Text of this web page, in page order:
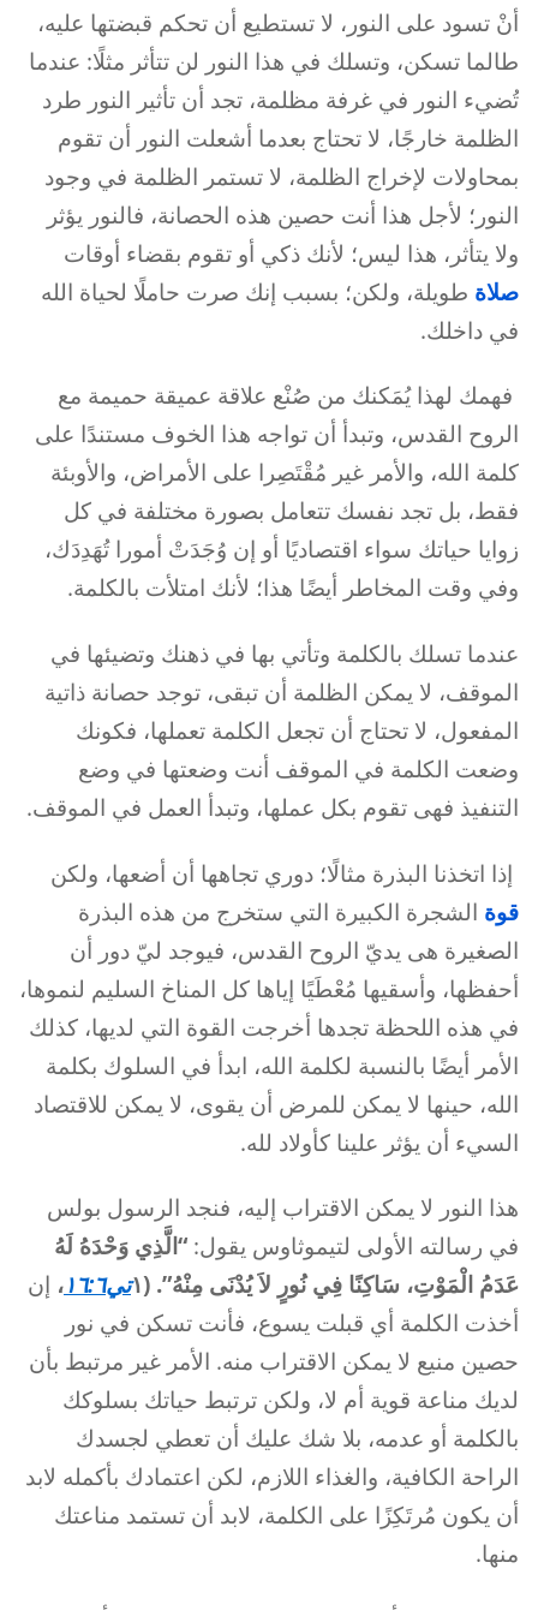
أنْ تسود على النور، لا تستطيع أن تحكم قبضتها عليه،
طالما تسكن، وتسلك في هذا النور لن تتأثر مثلًا: عندما
تُضيء النور في غرفة مظلمة، تجد أن تأثير النور طرد
الظلمة خارجًا، لا تحتاج بعدما أشعلت النور أن تقوم
بمحاولات لإخراج الظلمة، لا تستمر الظلمة في وجود
النور؛ لأجل هذا أنت حصين هذه الحصانة، فالنور يؤثر
ولا يتأثر، هذا ليس؛ لأنك ذكي أو تقوم بقضاء أوقات
صلاة طويلة، ولكن؛ بسبب إنك صرت حاملًا لحياة الله
في داخلك.
فهمك لهذا يُمَكنك من صُنْع علاقة عميقة حميمة مع
الروح القدس، وتبدأ أن تواجه هذا الخوف مستندًا على
كلمة الله، والأمر غير مُقْتَصِرا على الأمراض، والأوبئة
فقط، بل تجد نفسك تتعامل بصورة مختلفة في كل
زوايا حياتك سواء اقتصاديًا أو إن وُجَدَتْ أمورا تُهَدِدَك،
وفي وقت المخاطر أيضًا هذا؛ لأنك امتلأت بالكلمة.
عندما تسلك بالكلمة وتأتي بها في ذهنك وتضيئها في
الموقف، لا يمكن الظلمة أن تبقى، توجد حصانة ذاتية
المفعول، لا تحتاج أن تجعل الكلمة تعملها، فكونك
وضعت الكلمة في الموقف أنت وضعتها في وضع
التنفيذ فهى تقوم بكل عملها، وتبدأ العمل في الموقف.
إذا اتخذنا البذرة مثالًا؛ دوري تجاهها أن أضعها، ولكن
قوة الشجرة الكبيرة التي ستخرج من هذه البذرة
الصغيرة هى يديّ الروح القدس، فيوجد ليّ دور أن
أحفظها، وأسقيها مُعْطَيًا إياها كل المناخ السليم لنموها،
في هذه اللحظة تجدها أخرجت القوة التي لديها، كذلك
الأمر أيضًا بالنسبة لكلمة الله، ابدأ في السلوك بكلمة
الله، حينها لا يمكن للمرض أن يقوى، لا يمكن للاقتصاد
السيء أن يؤثر علينا كأولاد لله.
هذا النور لا يمكن الاقتراب إليه، فنجد الرسول بولس
في رسالته الأولى لتيموثاوس يقول: “الَّذِي وَحْدَهُ لَهُ
عَدَمُ الْمَوْتِ، سَاكِنًا فِي نُورٍ لاَ يُدْنَى مِنْهُ”. (١ تي١٦:٦ ، إن
أخذت الكلمة أي قبلت يسوع، فأنت تسكن في نور
حصين منيع لا يمكن الاقتراب منه. الأمر غير مرتبط بأن
لديك مناعة قوية أم لا، ولكن ترتبط حياتك بسلوكك
بالكلمة أو عدمه، بلا شك عليك أن تعطي لجسدك
الراحة الكافية، والغذاء اللازم، لكن اعتمادك بأكمله لابد
أن يكون مُرتَكِزًا على الكلمة، لابد أن تستمد مناعتك
منها.